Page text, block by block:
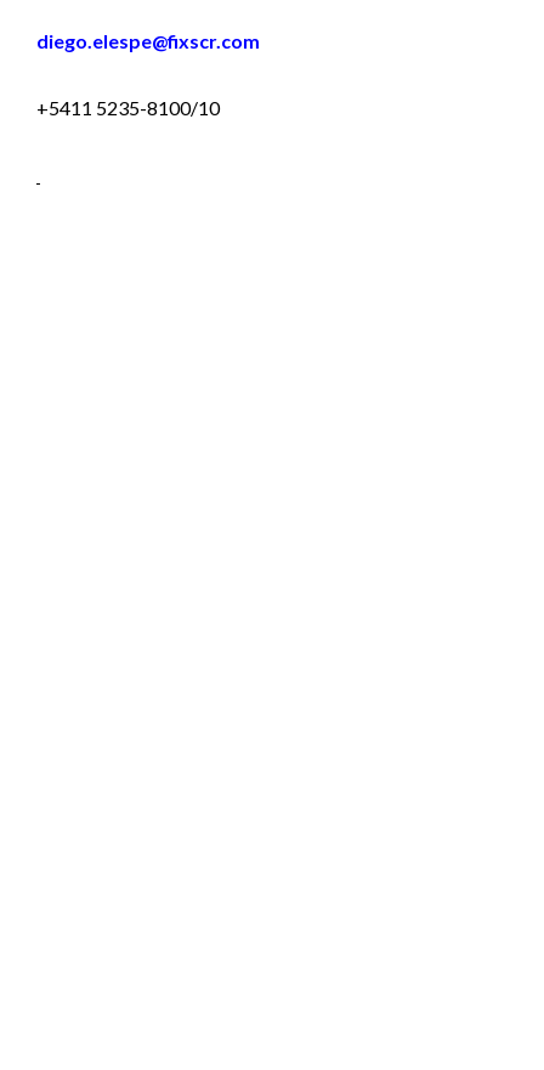
diego.elespe@fixscr.com
+5411 5235-8100/10